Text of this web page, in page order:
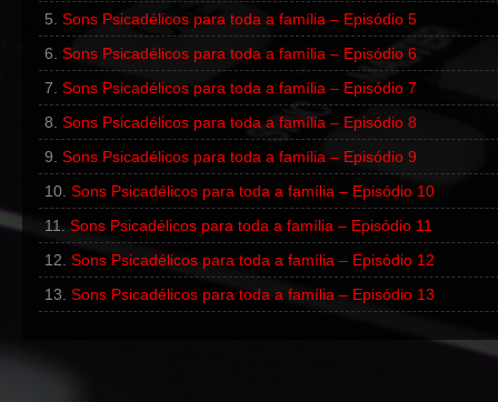
Sons Psicadélicos para toda a família – Episódio 5
Sons Psicadélicos para toda a família – Episódio 6
Sons Psicadélicos para toda a família – Episódio 7
Sons Psicadélicos para toda a família – Episódio 8
Sons Psicadélicos para toda a família – Episódio 9
Sons Psicadélicos para toda a família – Episódio 10
Sons Psicadélicos para toda a família – Episódio 11
Sons Psicadélicos para toda a família – Episódio 12
Sons Psicadélicos para toda a família – Episódio 13